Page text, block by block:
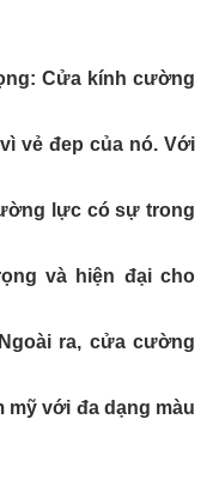
Cửa kính cường
vẻ đep của nó. Với
lực có sự trong
và hiện đại cho
ra, cửa cường
mỹ với đa dạng màu